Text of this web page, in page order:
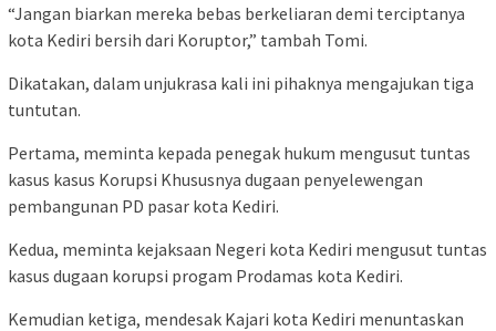
“Jangan biarkan mereka bebas berkeliaran demi terciptanya
kota Kediri bersih dari Koruptor,” tambah Tomi.
Dikatakan, dalam unjukrasa kali ini pihaknya mengajukan tiga
tuntutan.
Pertama, meminta kepada penegak hukum mengusut tuntas
kasus kasus Korupsi Khususnya dugaan penyelewengan
pembangunan PD pasar kota Kediri.
Kedua, meminta kejaksaan Negeri kota Kediri mengusut tuntas
kasus dugaan korupsi progam Prodamas kota Kediri.
Kemudian ketiga, mendesak Kajari kota Kediri menuntaskan